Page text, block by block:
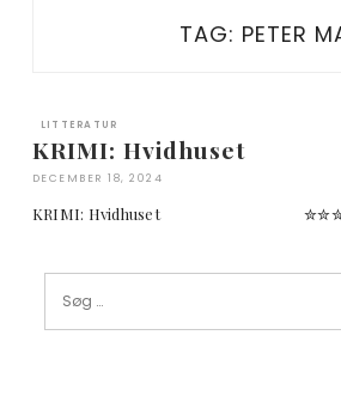
TAG: PETER
LITTERATUR
KRIMI: Hvidhuset
DECEMBER 18, 2024
KRIMI: Hvidhuset